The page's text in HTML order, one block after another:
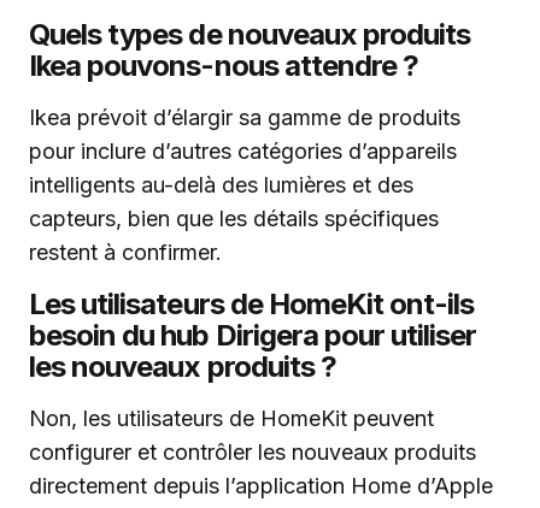
Quels types de nouveaux produits
Ikea pouvons-nous attendre ?
Ikea prévoit d’élargir sa gamme de produits
pour inclure d’autres catégories d’appareils
intelligents au-delà des lumières et des
capteurs, bien que les détails spécifiques
restent à confirmer.
Les utilisateurs de HomeKit ont-ils
besoin du hub Dirigera pour utiliser
les nouveaux produits ?
Non, les utilisateurs de HomeKit peuvent
configurer et contrôler les nouveaux produits
directement depuis l’application Home d’Apple